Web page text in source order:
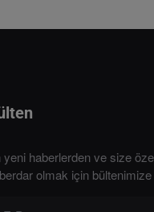
yeni haberlerden ve size
olmak için